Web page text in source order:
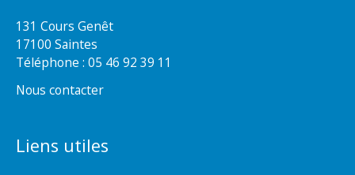
131 Cours Genêt
17100 Saintes
Téléphone : 05 46 92 39 11
Nous contacter
Liens utiles